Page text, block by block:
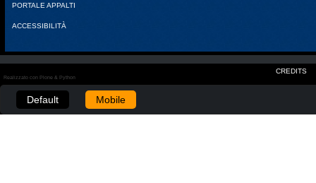
PORTALE APPALTI
ACCESSIBILITÀ
CREDITS
Realizzato con Plone & Python
Default Mobile